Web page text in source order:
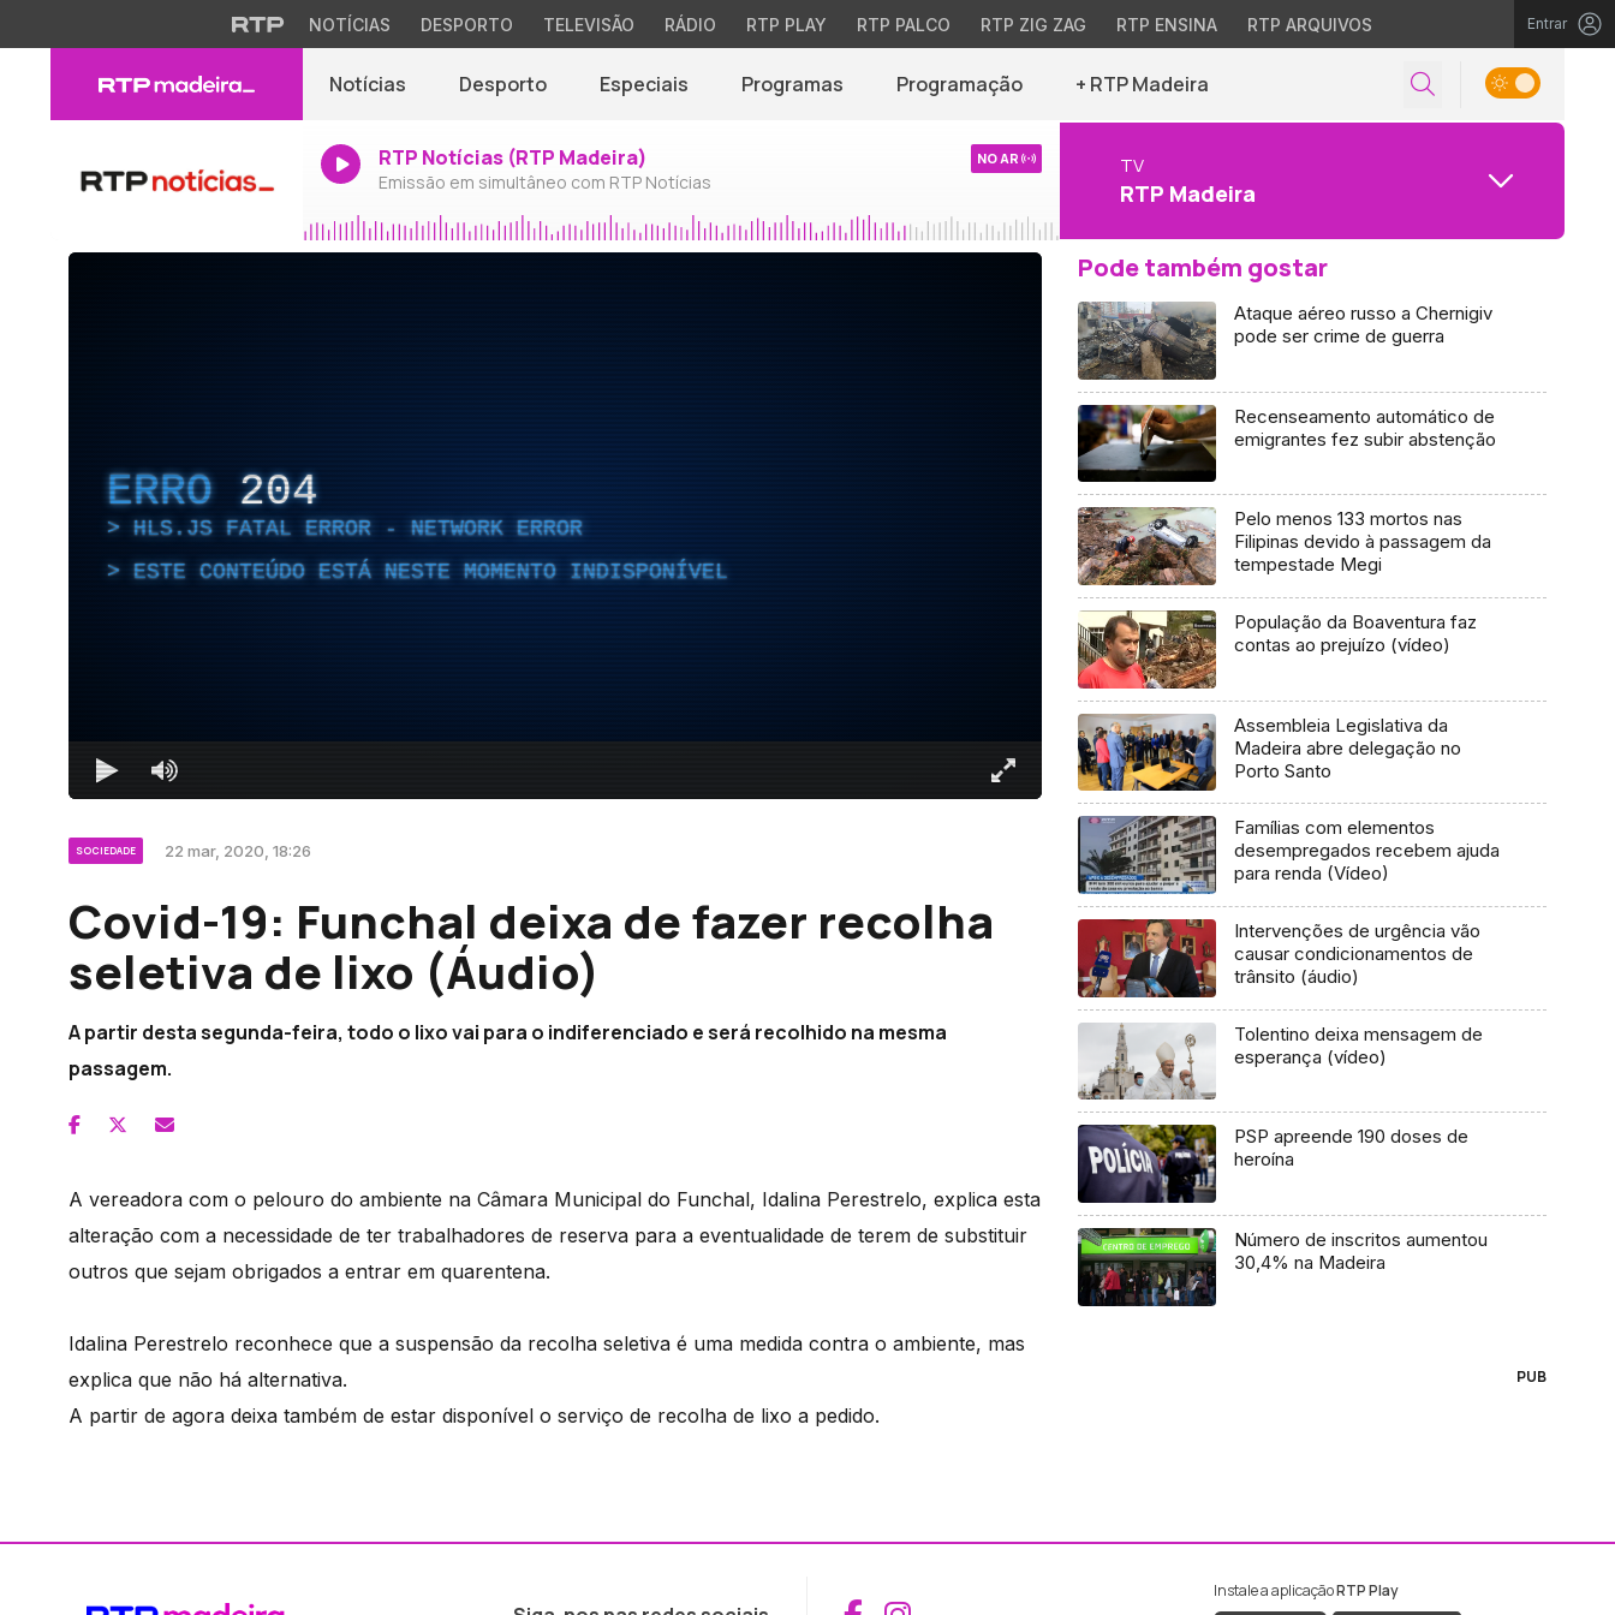
NOTÍCIAS DESPORTO TELEVISÃO RÁDIO RTP PLAY RTP PALCO RTP ZIG ZAG RTP ENSINA RTP ARQUIVOS Entrar
Notícias Desporto Especiais Programas Programação + RTP Madeira
RTP Notícias (RTP Madeira)
Emissão em simultâneo com RTP Notícias
NO AR TV
RTP Madeira
ERRO 204
HLS.JS FATAL ERROR - NETWORK ERROR
ESTE CONTEÚDO ESTÁ NESTE MOMENTO INDISPONÍVEL
SOCIEDADE 22 mar, 2020, 18:26
Covid-19: Funchal deixa de fazer recolha
seletiva de lixo (Áudio)
A partir desta segunda-feira, todo o lixo vai para o indiferenciado e será recolhido na mesma
passagem.
A vereadora com o pelouro do ambiente na Câmara Municipal do Funchal, Idalina Perestrelo, explica esta
alteração com a necessidade de ter trabalhadores de reserva para a eventualidade de terem de substituir
outros que sejam obrigados a entrar em quarentena.
Idalina Perestrelo reconhece que a suspensão da recolha seletiva é uma medida contra o ambiente, mas
explica que não há alternativa.
A partir de agora deixa também de estar disponível o serviço de recolha de lixo a pedido.
Pode também gostar
Ataque aéreo russo a Chernigiv
pode ser crime de guerra
Recenseamento automático de
emigrantes fez subir abstenção
Pelo menos 133 mortos nas
Filipinas devido à passagem da
tempestade Megi
População da Boaventura faz
contas ao prejuízo (vídeo)
Assembleia Legislativa da
Madeira abre delegação no
Porto Santo
Famílias com elementos
desempregados recebem ajuda
para renda (Vídeo)
Intervenções de urgência vão
causar condicionamentos de
trânsito (áudio)
Tolentino deixa mensagem de
esperança (vídeo)
PSP apreende 190 doses de
heroína
Número de inscritos aumentou
30,4% na Madeira
PUB
Instale a aplicaçãoRTP Play